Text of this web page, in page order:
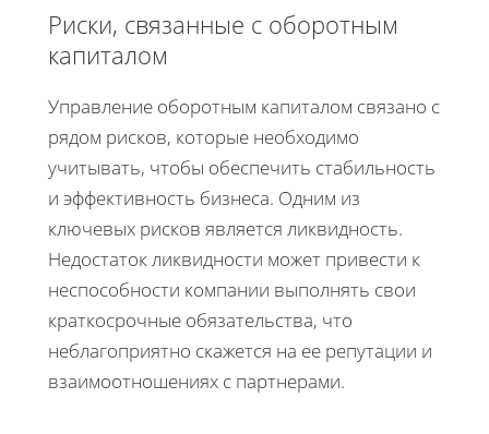
Риски, связанные с оборотным
капиталом
Управление оборотным капиталом связано с
рядом рисков, которые необходимо
учитывать, чтобы обеспечить стабильность
и эффективность бизнеса. Одним из
ключевых рисков является ликвидность.
Недостаток ликвидности может привести к
неспособности компании выполнять свои
краткосрочные обязательства, что
неблагоприятно скажется на ее репутации и
взаимоотношениях с партнерами.